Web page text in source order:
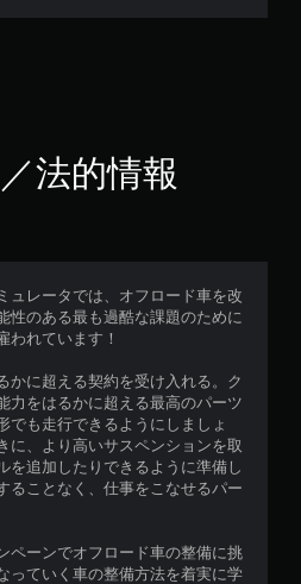
法的情報
ュレータでは、オフロード車を改
性のある最も過酷な課題のために
われています！
かに超える契約を受け入れる。ク
力をはるかに超える最高のパーツ
でも走行できるようにしましょ
に、より高いサスペンションを取
を追加したりできるように準備し
ることなく、仕事をこなせるパー
ペーンでオフロード車の整備に挑
っていく車の整備方法を着実に学